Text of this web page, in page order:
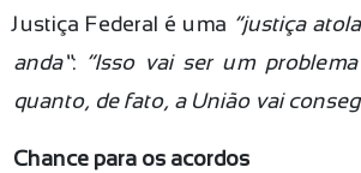
Justiça Federal é uma “justiça
anda”:
“Isso vai ser um
quanto, de fato, a União vai
Chance para os acordos